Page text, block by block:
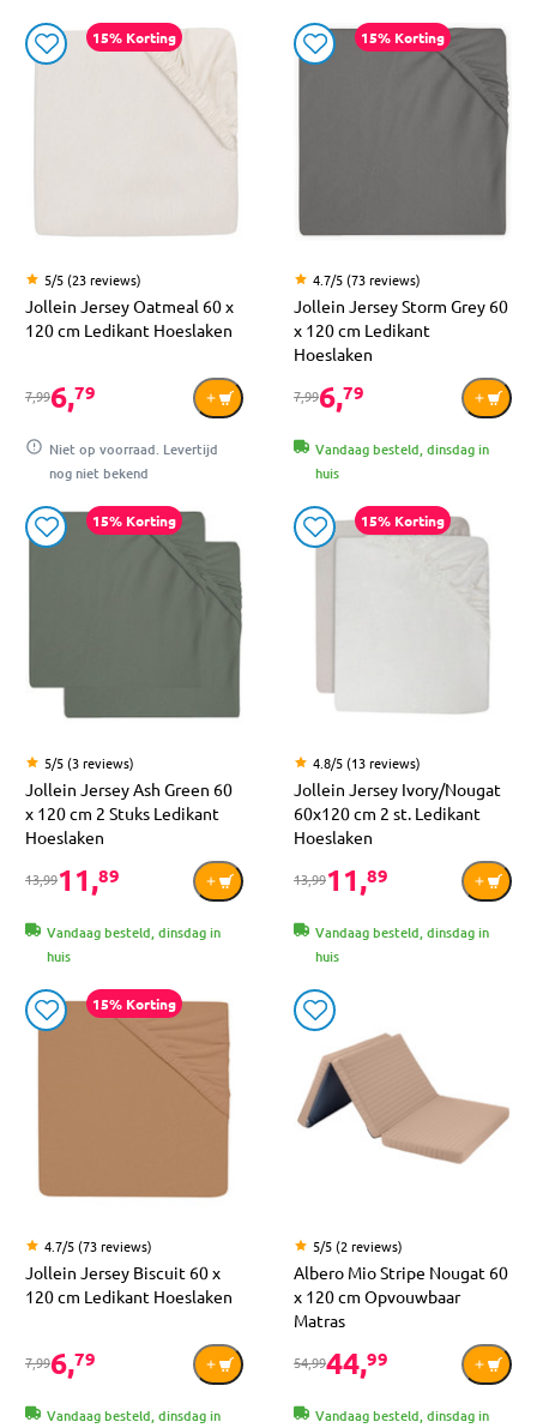
15% Korting
5/5 (23 reviews)
Jollein Jersey Oatmeal 60 x
120 cm Ledikant Hoeslaken
7,996,79
Niet op voorraad. Levertijd
nog niet bekend
15% Korting
4.7/5 (73 reviews)
Jollein Jersey Storm Grey 60
x 120 cm Ledikant
Hoeslaken
7,996,79
Vandaag besteld, dinsdag in
huis
15% Korting
5/5 (3 reviews)
Jollein Jersey Ash Green 60
x 120 cm 2 Stuks Ledikant
Hoeslaken
13,9911,89
Vandaag besteld, dinsdag in
huis
15% Korting
4.8/5 (13 reviews)
Jollein Jersey Ivory/Nougat
60x120 cm 2 st. Ledikant
Hoeslaken
13,9911,89
Vandaag besteld, dinsdag in
huis
15% Korting
4.7/5 (73 reviews)
Jollein Jersey Biscuit 60 x
120 cm Ledikant Hoeslaken
7,996,79
Vandaag besteld, dinsdag in
5/5 (2 reviews)
Albero Mio Stripe Nougat 60
x 120 cm Opvouwbaar
Matras
54,9944,99
Vandaag besteld, dinsdag in